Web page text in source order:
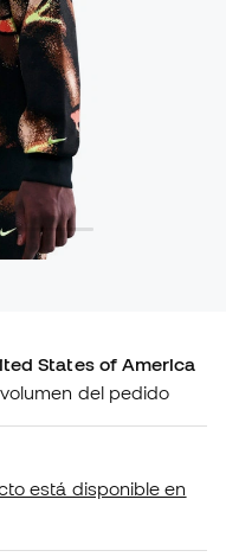
States of America
del pedido
está disponible en